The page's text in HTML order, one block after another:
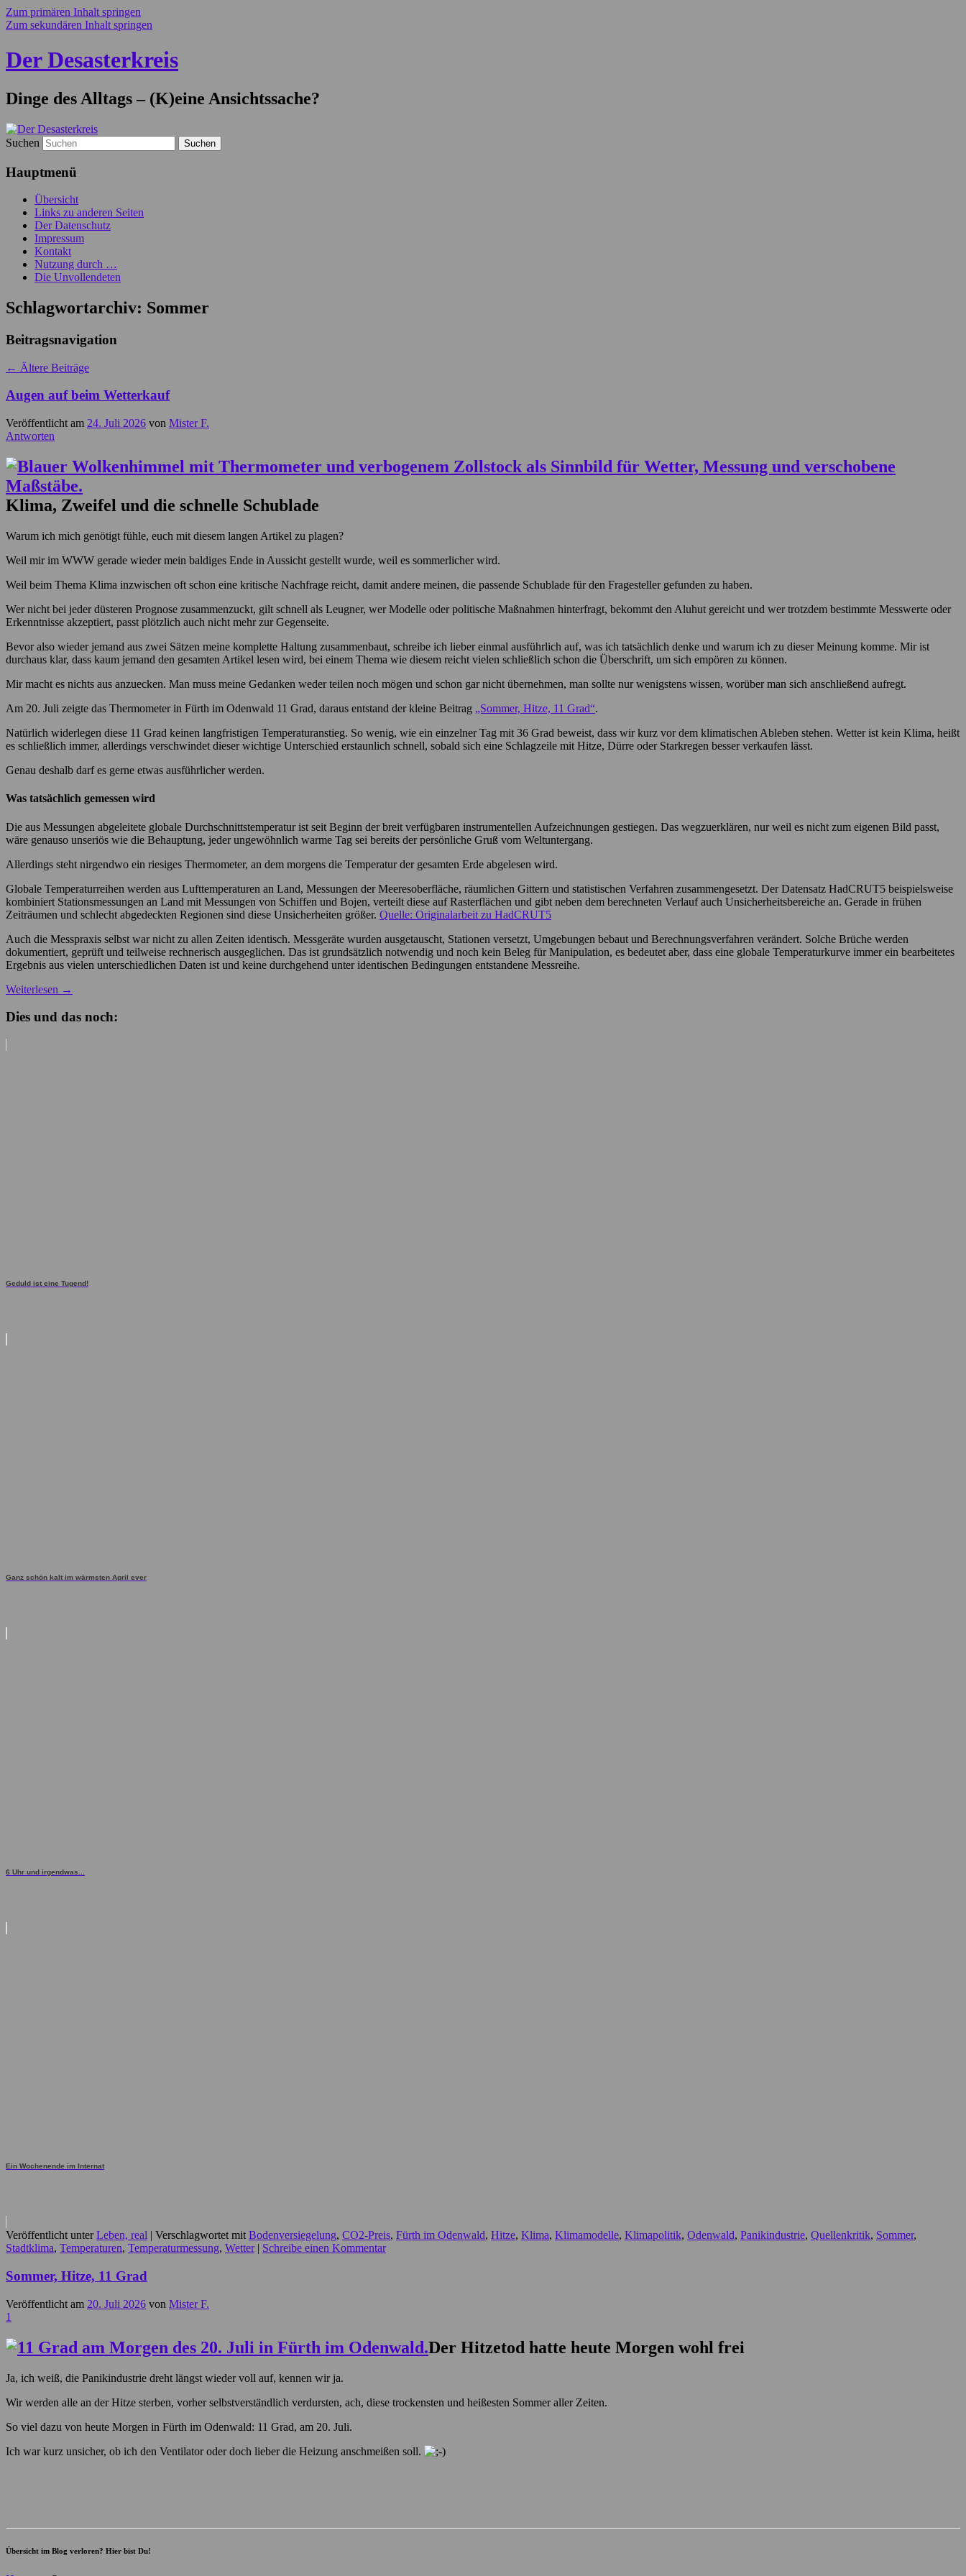
Zum primären Inhalt springen
Zum sekundären Inhalt springen
Der Desasterkreis
Dinge des Alltags – (K)eine Ansichtssache?
Suchen
Hauptmenü
Übersicht
Links zu anderen Seiten
Der Datenschutz
Impressum
Kontakt
Nutzung durch …
Die Unvollendeten
Schlagwortarchiv: Sommer
Beitragsnavigation
← Ältere Beiträge
Augen auf beim Wetterkauf
Veröffentlicht am 24. Juli 2026 von Mister F.
Antworten
Klima, Zweifel und die schnelle Schublade
Warum ich mich genötigt fühle, euch mit diesem langen Artikel zu plagen?
Weil mir im WWW gerade wieder mein baldiges Ende in Aussicht gestellt wurde, weil es sommerlicher wird.
Weil beim Thema Klima inzwischen oft schon eine kritische Nachfrage reicht, damit andere meinen, die passende Schublade für den Fragesteller gefunden zu haben.
Wer nicht bei jeder düsteren Prognose zusammenzuckt, gilt schnell als Leugner, wer Modelle oder politische Maßnahmen hinterfragt, bekommt den Aluhut gereicht und wer trotzdem bestimmte Messwerte oder
Erkenntnisse akzeptiert, passt plötzlich auch nicht mehr zur Gegenseite.
Bevor also wieder jemand aus zwei Sätzen meine komplette Haltung zusammenbaut, schreibe ich lieber einmal ausführlich auf, was ich tatsächlich denke und warum ich zu dieser Meinung komme. Mir ist
durchaus klar, dass kaum jemand den gesamten Artikel lesen wird, bei einem Thema wie diesem reicht vielen schließlich schon die Überschrift, um sich empören zu können.
Mir macht es nichts aus anzuecken. Man muss meine Gedanken weder teilen noch mögen und schon gar nicht übernehmen, man sollte nur wenigstens wissen, worüber man sich anschließend aufregt.
Am 20. Juli zeigte das Thermometer in Fürth im Odenwald 11 Grad, daraus entstand der kleine Beitrag „Sommer, Hitze, 11 Grad“.
Natürlich widerlegen diese 11 Grad keinen langfristigen Temperaturanstieg. So wenig, wie ein einzelner Tag mit 36 Grad beweist, dass wir kurz vor dem klimatischen Ableben stehen. Wetter ist kein Klima, heißt
es schließlich immer, allerdings verschwindet dieser wichtige Unterschied erstaunlich schnell, sobald sich eine Schlagzeile mit Hitze, Dürre oder Starkregen besser verkaufen lässt.
Genau deshalb darf es gerne etwas ausführlicher werden.
Was tatsächlich gemessen wird
Die aus Messungen abgeleitete globale Durchschnittstemperatur ist seit Beginn der breit verfügbaren instrumentellen Aufzeichnungen gestiegen. Das wegzuerklären, nur weil es nicht zum eigenen Bild passt,
wäre genauso unseriös wie die Behauptung, jeder ungewöhnlich warme Tag sei bereits der persönliche Gruß vom Weltuntergang.
Allerdings steht nirgendwo ein riesiges Thermometer, an dem morgens die Temperatur der gesamten Erde abgelesen wird.
Globale Temperaturreihen werden aus Lufttemperaturen an Land, Messungen der Meeresoberfläche, räumlichen Gittern und statistischen Verfahren zusammengesetzt. Der Datensatz HadCRUT5 beispielsweise
kombiniert Stationsmessungen an Land mit Messungen von Schiffen und Bojen, verteilt diese auf Rasterflächen und gibt neben dem berechneten Verlauf auch Unsicherheitsbereiche an. Gerade in frühen
Zeiträumen und schlecht abgedeckten Regionen sind diese Unsicherheiten größer. Quelle: Originalarbeit zu HadCRUT5
Auch die Messpraxis selbst war nicht zu allen Zeiten identisch. Messgeräte wurden ausgetauscht, Stationen versetzt, Umgebungen bebaut und Berechnungsverfahren verändert. Solche Brüche werden
dokumentiert, geprüft und teilweise rechnerisch ausgeglichen. Das ist grundsätzlich notwendig und noch kein Beleg für Manipulation, es bedeutet aber, dass eine globale Temperaturkurve immer ein bearbeitetes
Ergebnis aus vielen unterschiedlichen Daten ist und keine durchgehend unter identischen Bedingungen entstandene Messreihe.
Weiterlesen →
Dies und das noch:
Geduld ist eine Tugend!
Ganz schön kalt im wärmsten April ever
6 Uhr und irgendwas...
Ein Wochenende im Internat
Veröffentlicht unter Leben, real Verschlagwortet mit Bodenversiegelung, CO2-Preis, Fürth im Odenwald, Hitze, Klima, Klimamodelle, Klimapolitik, Odenwald, Panikindustrie, Quellenkritik, Sommer,
Stadtklima, Temperaturen, Temperaturmessung, Wetter Schreibe einen Kommentar
Sommer, Hitze, 11 Grad
Veröffentlicht am 20. Juli 2026 von Mister F.
1
Der Hitzetod hatte heute Morgen wohl frei
Ja, ich weiß, die Panikindustrie dreht längst wieder voll auf, kennen wir ja.
Wir werden alle an der Hitze sterben, vorher selbstverständlich verdursten, ach, diese trockensten und heißesten Sommer aller Zeiten.
So viel dazu von heute Morgen in Fürth im Odenwald: 11 Grad, am 20. Juli.
Ich war kurz unsicher, ob ich den Ventilator oder doch lieber die Heizung anschmeißen soll.
Übersicht im Blog verloren? Hier bist Du!